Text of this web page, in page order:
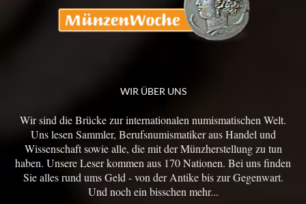
WIR ÜBER UNS
Wir sind die Brücke zur internationalen numismatischen Welt.
Uns lesen Sammler, Berufsnumismatiker aus Handel und
Wissenschaft sowie alle, die mit der Münzherstellung zu tun
haben. Unsere Leser kommen aus 170 Nationen. Bei uns finden
Sie alles rund ums Geld - von der Antike bis zur Gegenwart.
Und noch ein bisschen mehr...